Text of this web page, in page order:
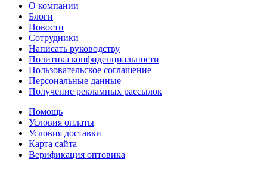
О компании
Блоги
Новости
Сотрудники
Написать руководству
Политика конфиденциальности
Пользовательское соглашение
Персональные данные
Получение рекламных рассылок
Помощь
Условия оплаты
Условия доставки
Карта сайта
Верификация оптовика